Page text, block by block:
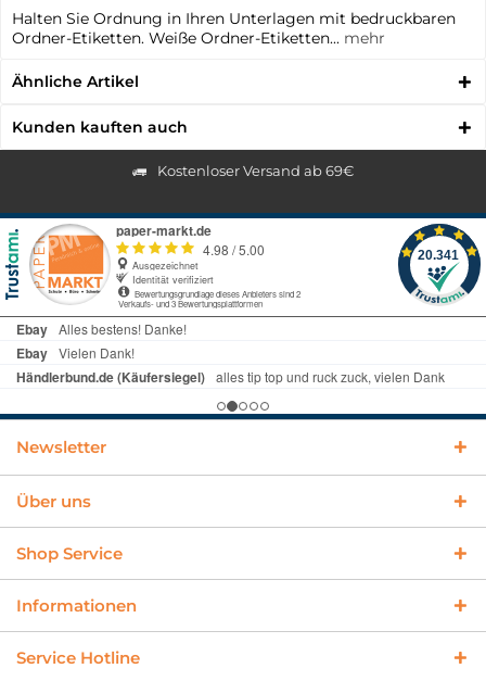
Halten Sie Ordnung in Ihren Unterlagen mit bedruckbaren
Ordner-Etiketten. Weiße Ordner-Etiketten... mehr
Ähnliche Artikel
Kunden kauften auch
Kostenloser Versand ab 69€
Newsletter
Über uns
Shop Service
Informationen
Service Hotline